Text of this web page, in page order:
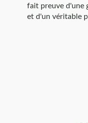
fait preuve d'une
et d'un véritable